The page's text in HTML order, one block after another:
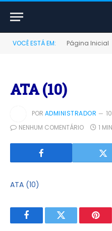
VOCÊ ESTÁ EM: Página Inicial
ATA (10)
POR ADMINISTRADOR
NENHUM COMENTÁRIO
1
ATA (10)
FacebookTwitter